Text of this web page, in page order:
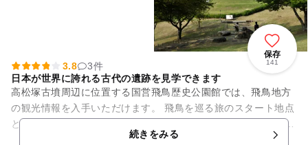
保存
141
3.8
3件
日本が世界に誇れる古代の遺跡を見学できます
高松塚古墳周辺に位置する国営飛鳥歴史公園館では、飛鳥地方
の観光情報を入手いただけます。 飛鳥を巡る旅のスタート地点
として、ぜひお越しになってください！ 明日香村周辺の様子が
続きをみる